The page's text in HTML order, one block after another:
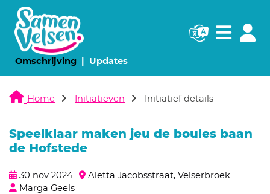
Omschrijving(huidige pagina)
Updates(huidige pagina)
Navigatie
Home Initiatieven Initiatief details
Speelklaar maken jeu de boules baan
de Hofstede
30 nov 2024
Aletta Jacobsstraat, Velserbroek
Marga Geels